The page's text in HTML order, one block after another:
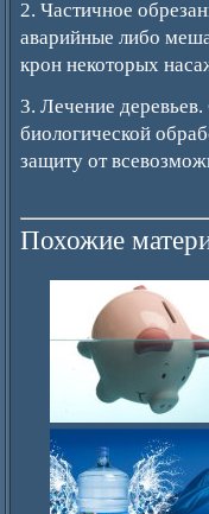
2. Частичное
аварийные либо
крон некоторых
3. Лечение
биологической
защиту от
Похожие